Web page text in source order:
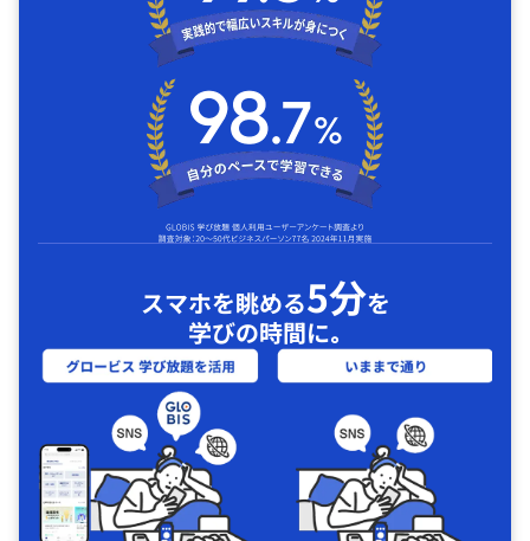
スマホを眺める5分を
学びの時間に｡